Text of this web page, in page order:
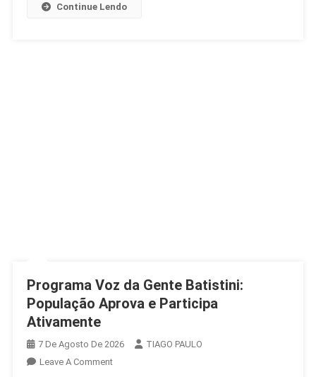
Continue Lendo
Programa Voz da Gente Batistini:
População Aprova e Participa
Ativamente
7 De Agosto De 2026
TIAGO PAULO
Leave A CommentOn